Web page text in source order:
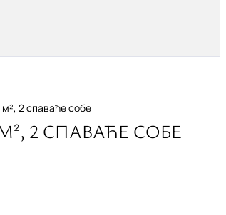
2 спаваће собе
2 СПАВАЋЕ СОБЕ